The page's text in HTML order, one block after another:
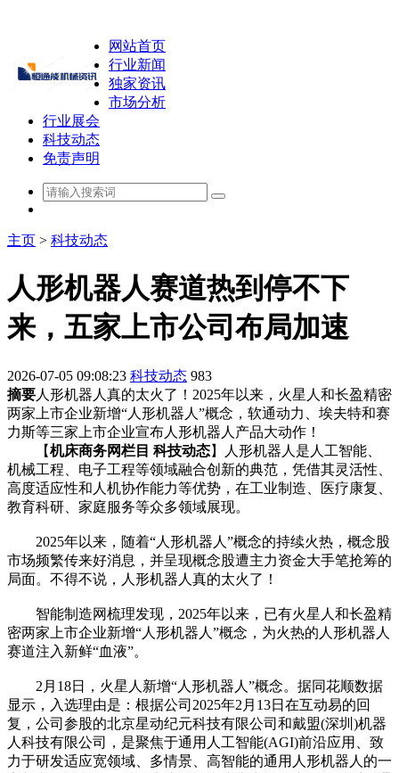
网站首页
行业新闻
独家资讯
市场分析
行业展会
科技动态
免责声明
主页 > 科技动态
人形机器人赛道热到停不下
来，五家上市公司布局加速
2026-07-05 09:08:23 科技动态 983
摘要人形机器人真的太火了！2025年以来，火星人和长盈精密
两家上市企业新增“人形机器人”概念，软通动力、埃夫特和赛
力斯等三家上市企业宣布人形机器人产品大动作！
【机床商务网栏目 科技动态】人形机器人是人工智能、
机械工程、电子工程等领域融合创新的典范，凭借其灵活性、
高度适应性和人机协作能力等优势，在工业制造、医疗康复、
教育科研、家庭服务等众多领域展现。
2025年以来，随着“人形机器人”概念的持续火热，概念股
市场频繁传来好消息，并呈现概念股遭主力资金大手笔抢筹的
局面。不得不说，人形机器人真的太火了！
智能制造网梳理发现，2025年以来，已有火星人和长盈精
密两家上市企业新增“人形机器人”概念，为火热的人形机器人
赛道注入新鲜“血液”。
2月18日，火星人新增“人形机器人”概念。据同花顺数据
显示，入选理由是：根据公司2025年2月13日在互动易的回
复，公司参股的北京星动纪元科技有限公司和戴盟(深圳)机器
人科技有限公司，是聚焦于通用人工智能(AGI)前沿应用、致
力于研发适应宽领域、多情景、高智能的通用人形机器人的一